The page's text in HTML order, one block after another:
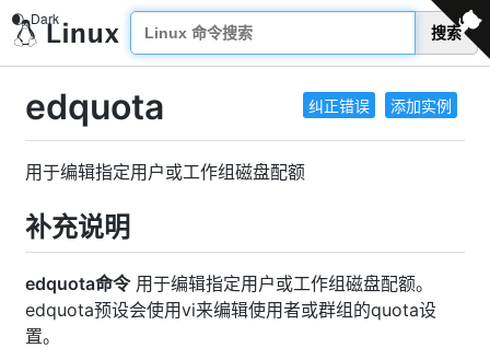
搜索
纠正错误 添加实例
edquota
用于编辑指定用户或工作组磁盘配额
补充说明
edquota命令用于编辑指定用户或工作组磁盘配额。
edquota预设会使用vi来编辑使用者或群组的quota设
置。